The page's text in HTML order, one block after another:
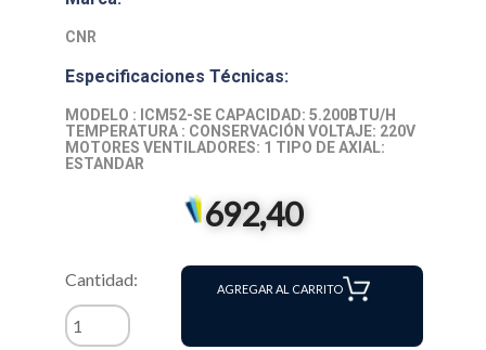
CNR
Especificaciones Técnicas:
MODELO : ICM52-SE CAPACIDAD: 5.200BTU/H
TEMPERATURA : CONSERVACIÓN VOLTAJE: 220V
MOTORES VENTILADORES: 1 TIPO DE AXIAL:
ESTANDAR
692,40
Cantidad: AGREGAR AL CARRITO